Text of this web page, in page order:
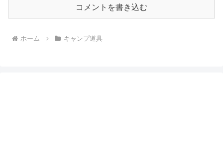
コメントを書き込む
ホーム キャンプ道具